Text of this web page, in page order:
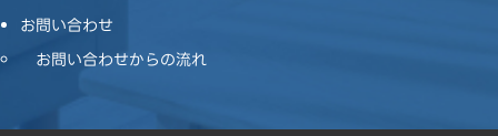
お問い合わせ
お問い合わせからの流れ